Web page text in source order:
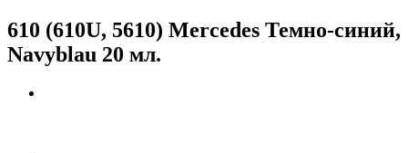
610 (610U, 5610) Mercedes Темно-синий,
Navyblau 20 мл.